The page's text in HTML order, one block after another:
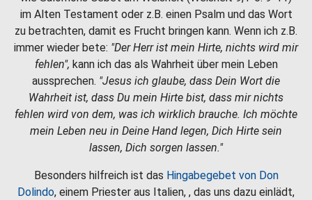
im Alten Testament oder z.B. einen Psalm und das Wort
zu betrachten, damit es Frucht bringen kann. Wenn ich z.B.
immer wieder bete: "Der Herr ist mein Hirte, nichts wird mir
fehlen", kann ich das als Wahrheit über mein Leben
aussprechen. "Jesus ich glaube, dass Dein Wort die
Wahrheit ist, dass Du mein Hirte bist, dass mir nichts
fehlen wird von dem, was ich wirklich brauche. Ich möchte
mein Leben neu in Deine Hand legen, Dich Hirte sein
lassen, Dich sorgen lassen."
Besonders hilfreich ist das Hingabegebet von Don
Dolindo, einem Priester aus Italien, , das uns dazu einlädt,